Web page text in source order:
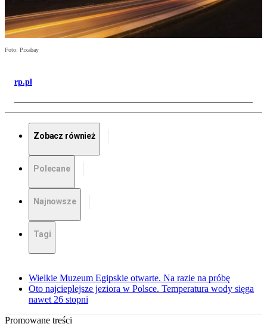
Foto: Pixabay
rp.pl
Zobacz również
Polecane
Najnowsze
Tagi
Wielkie Muzeum Egipskie otwarte. Na razie na próbę
Oto najcieplejsze jeziora w Polsce. Temperatura wody sięga
nawet 26 stopni
Promowane treści